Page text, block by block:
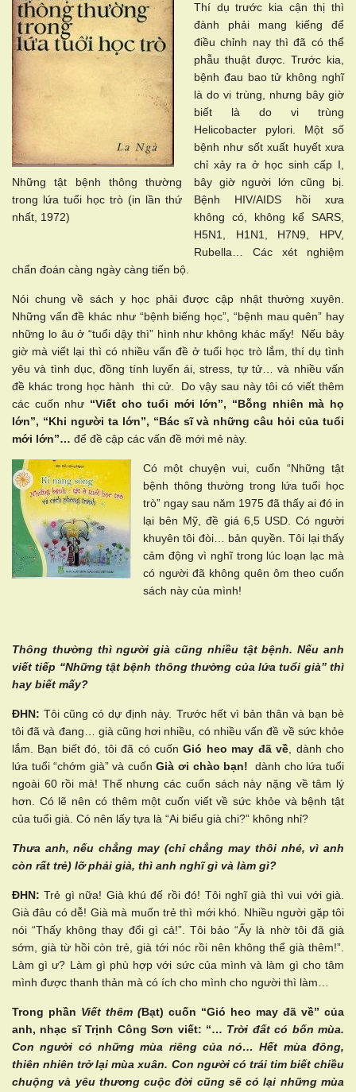
Những tật bệnh thông thường
trong lứa tuổi học trò (in lần thứ
nhất, 1972)
Thí dụ trước kia cận thị thì
đành phải mang kiếng để
điều chỉnh nay thì đã có thể
phẫu thuật được. Trước kia,
bệnh đau bao tử không nghĩ
là do vi trùng, nhưng bây giờ
biết là do vi trùng
Helicobacter pylori. Một số
bệnh như sốt xuất huyết xưa
chỉ xảy ra ở học sinh cấp I,
bây giờ người lớn cũng bị.
Bệnh HIV/AIDS hồi xưa
không có, không kể SARS,
H5N1, H1N1, H7N9, HPV,
Rubella… Các xét nghiệm
chẩn đoán càng ngày càng tiến bộ.
Nói chung về sách y học phải được cập nhật thường xuyên.
Những vấn đề khác như “bệnh biếng học”, “bệnh mau quên” hay
những lo âu ở “tuổi dậy thì” hình như không khác mấy! Nếu bây
giờ mà viết lại thì có nhiều vấn đề ở tuổi học trò lắm, thí dụ tình
yêu và tình dục, đồng tính luyến ái, stress, tự tử… và nhiều vấn
đề khác trong học hành thi cử. Do vậy sau này tôi có viết thêm
các cuốn như “Viết cho tuổi mới lớn”, “Bỗng nhiên mà họ
lớn”, “Khi người ta lớn”, “Bác sĩ và những câu hỏi của tuổi
mới lớn”… để đề cập các vấn đề mới mẻ này.
Có một chuyện vui, cuốn “Những tật
bệnh thông thường trong lứa tuổi học
trò” ngay sau năm 1975 đã thấy ai đó in
lại bên Mỹ, đề giá 6,5 USD. Có người
khuyên tôi đòi… bản quyền. Tôi lại thấy
cảm động vì nghĩ trong lúc loạn lạc mà
có người đã không quên ôm theo cuốn
sách này của mình!
Thông thường thì người già cũng nhiều tật bệnh. Nếu anh
viết tiếp “Những tật bệnh thông thường của lứa tuổi già” thì
hay biết mấy?
ĐHN: Tôi cũng có dự định này. Trước hết vì bản thân và bạn bè
tôi đã và đang… già cũng hơi nhiều, có nhiều vấn đề về sức khỏe
lắm. Bạn biết đó, tôi đã có cuốnGió heo may đã về , dành cho
lứa tuổi “chớm già” và cuốnGià ơi chào bạn! dành cho lứa tuổi
ngoài 60 rồi mà! Thế nhưng các cuốn sách này nặng về tâm lý
hơn. Có lẽ nên có thêm một cuốn viết về sức khỏe và bệnh tật
của tuổi già. Có nên lấy tựa là “Ai biểu già chi?” không nhỉ?
Thưa anh, nếu chẳng may (chỉ chẳng may thôi nhé, vì anh
còn rất trẻ) lỡ phải già, thì anh nghĩ gì và làm gì?
ĐHN:Trẻ gì nữa! Già khú đế rồi đó! Tôi nghĩ già thì vui với già.
Già đâu có dễ! Già mà muốn trẻ thì mới khó. Nhiều người gặp tôi
nói “Thấy không thay đổi gì cả!”. Tôi bảo “Ấy là nhờ tôi đã già
sớm, già từ hồi còn trẻ, già tới nóc rồi nên không thể già thêm!”.
Làm gì ư? Làm gì phù hợp với sức của mình và làm gì cho tâm
mình được thanh thản mà có ích cho mình cho người thì làm…
Trong phần Viết thêm (Bạt) cuốn “Gió heo may đã về” của
anh, nhạc sĩ Trịnh Công Sơn viết: “… Trời đất có bốn mùa.
Con người có những mùa riêng của nó… Hết mùa đông,
thiên nhiên trở lại mùa xuân. Con người có trái tim biết chiều
chuộng và yêu thương cuộc đời cũng sẽ có lại những mùa